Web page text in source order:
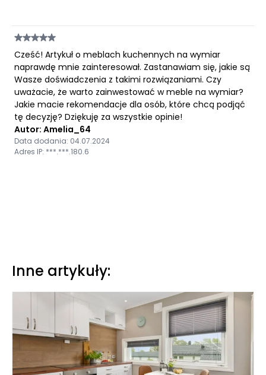
Cześć! Artykuł o meblach kuchennych na wymiar
naprawdę mnie zainteresował. Zastanawiam się, jakie są
Wasze doświadczenia z takimi rozwiązaniami. Czy
uważacie, że warto zainwestować w meble na wymiar?
Jakie macie rekomendacje dla osób, które chcą podjąć
tę decyzję? Dziękuję za wszystkie opinie!
Autor: Amelia_64
Data dodania: 04.07.2024
Adres IP: ***.***.180.6
Inne artykuły: